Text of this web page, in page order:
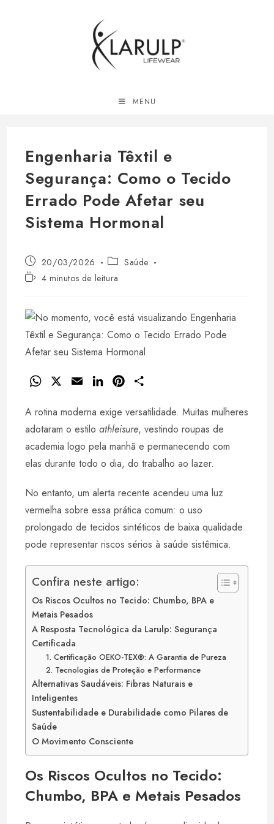
MENU
Engenharia Têxtil e
Segurança: Como o Tecido
Errado Pode Afetar seu
Sistema Hormonal
Post
publicado:
20/03/2026
Categoria
post:
Saúde
Tempo4 minutos de leitura
W
a
t
s
A
p
a
i
n
k
e
d
n
n
t
e
r
s
t
a
r
e
A rotina moderna exige versatilidade. Muitas mulheres
adotaram o estiloathleisure, vestindo roupas de
academia logo pela manhã e permanecendo com
elas durante todo o dia, do trabalho ao lazer.
No entanto, um alerta recente acendeu uma luz
vermelha sobre essa prática comum: o uso
prolongado de tecidos sintéticos de baixa qualidade
pode representar riscos sérios à saúde sistêmica.
Confira neste artigo:
Os Riscos Ocultos no Tecido: Chumbo, BPA e
Metais Pesados
A Resposta Tecnológica da Larulp: Segurança
Certificada
1. Certificação OEKO-TEX®: A Garantia de Pureza
2. Tecnologias de Proteção e Performance
Alternativas Saudáveis: Fibras Naturais e
Inteligentes
Sustentabilidade e Durabilidade como Pilares de
Saúde
O Movimento Consciente
Os Riscos Ocultos no Tecido:
Chumbo, BPA e Metais Pesados